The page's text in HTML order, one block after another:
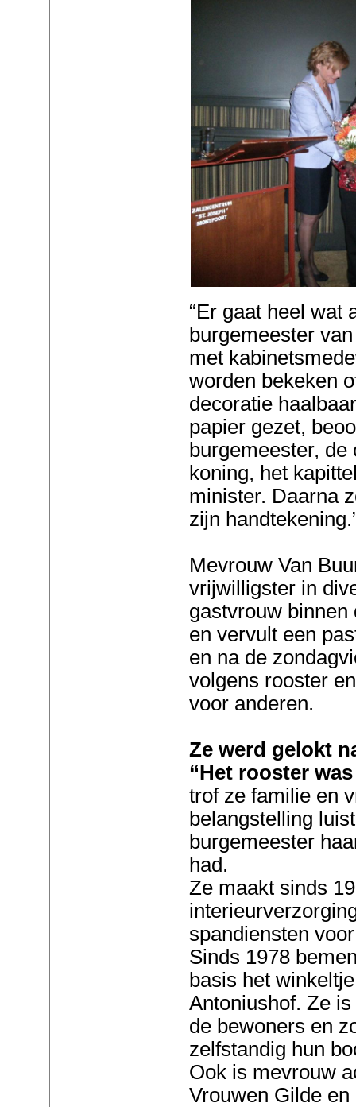
“Er gaat heel wat
burgemeester
met
worden bekeken
decoratie
papier gezet,
burgemeester,
koning, het
minister. Daarna
zijn
Mevrouw Van
vrijwilligster in
gastvrouw
en vervult een
en na de
volgens rooster
voor anderen.
Ze werd gelokt
“Het rooster
trof ze familie en
belangstelling
burgemeester
had.
Ze maakt sinds
spandiensten
Sinds 1978
basis het
Antoniushof. Ze
de bewoners en
zelfstandig hun
Ook is mevrouw
Vrouwen Gilde